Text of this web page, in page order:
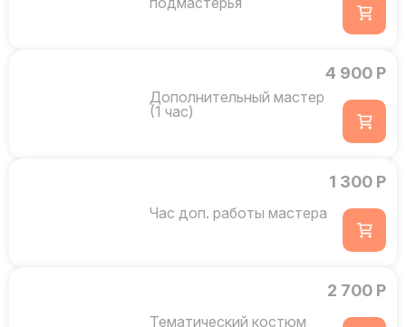
Дополнительный мастер
(1 час)
4 900 Р
Час доп. работы мастера
1 300 Р
Тематический костюм
2 700 Р